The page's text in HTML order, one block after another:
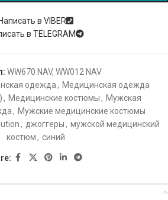
Написать в VIBER
в TELEGRAM
WW670 NAV, WW012 NAV
одежда, Медицинская одежда
, Медицинские костюмы, Мужская
, Мужские медицинские костюмы
, джоггеры, мужской медицинский
костюм, синий